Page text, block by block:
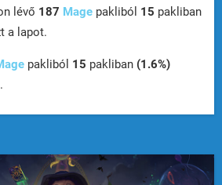
lévő 187 Mage pakliból 15 pakliban
a lapot.
pakliból 15 pakliban (1.6%)